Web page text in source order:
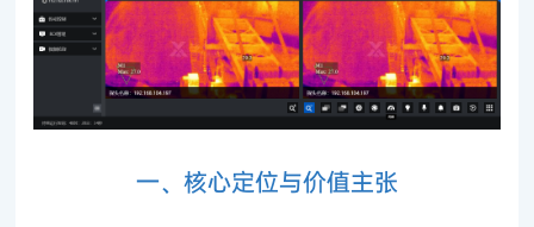
一、核心定位与价值主张